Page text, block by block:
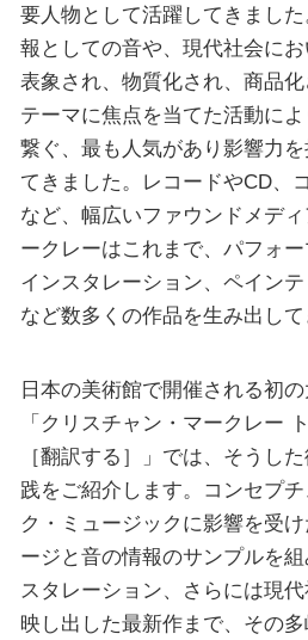
要人物として活躍してきまし
報としての音や、現代社会に
表象され、物質化され、商品
テーマに焦点を当てた活動に
繋ぐ、最も人気があり影響力
てきました。レコードやCD、
など、幅広いファウンドメデ
ークレーはこれまで、パフォー
インスタレーション、ペイン
など数多くの作品を生み出して
日本の美術館で開催される初
「クリスチャン・マークレー
［翻訳する］」では、そうし
践をご紹介します。コンセプ
ク・ミュージックに影響を受
ージと音の情報のサンプルを
スタレーション、さらには現
映し出した最新作まで、その